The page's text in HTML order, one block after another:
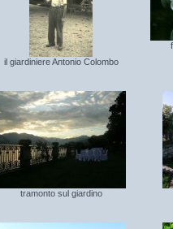
il giardiniere Antonio Colombo
tramonto sul giardino